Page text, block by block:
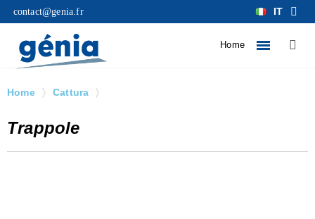
contact@genia.fr IT
Home
Home Cattura
Trappole